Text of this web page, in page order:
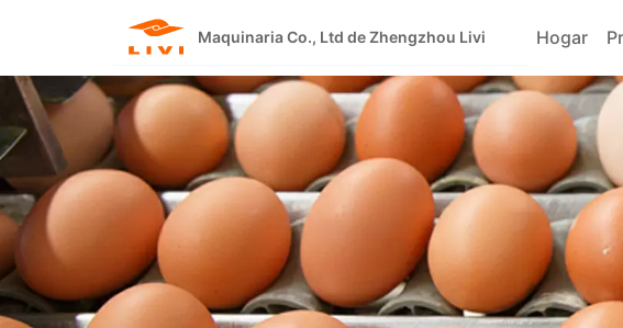
Maquinaria Co., Ltd de Zhengzhou Livi Hogar